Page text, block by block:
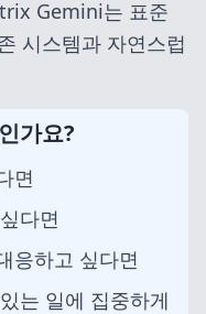
Gemini는 표준
시스템과 자연스럽
가요?
면
다면
응하고 싶다면
는 일에 집중하게